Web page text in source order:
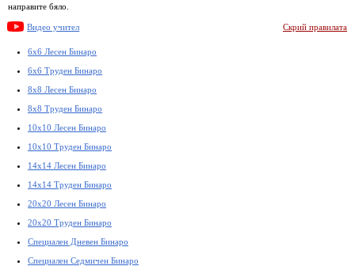
направите бяло.
Видео учител Скрий правилата
6x6 Лесен Бинаро
6x6 Труден Бинаро
8x8 Лесен Бинаро
8x8 Труден Бинаро
10x10 Лесен Бинаро
10x10 Труден Бинаро
14x14 Лесен Бинаро
14x14 Труден Бинаро
20x20 Лесен Бинаро
20x20 Труден Бинаро
Специален Дневен Бинаро
Специален Седмичен Бинаро